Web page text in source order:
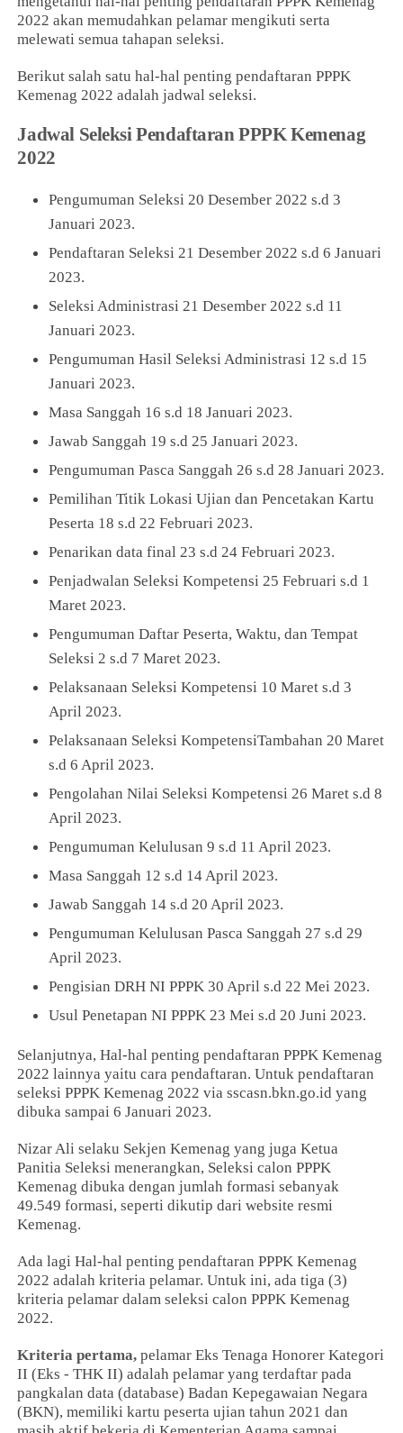
2022 akan memudahkan pelamar mengikuti serta
melewati semua tahapan seleksi.
Berikut salah satu hal-hal penting pendaftaran PPPK
Kemenag 2022 adalah jadwal seleksi.
Jadwal Seleksi Pendaftaran PPPK Kemenag
2022
Pengumuman Seleksi 20 Desember 2022 s.d 3
Januari 2023.
Pendaftaran Seleksi 21 Desember 2022 s.d 6 Januari
2023.
Seleksi Administrasi 21 Desember 2022 s.d 11
Januari 2023.
Pengumuman Hasil Seleksi Administrasi 12 s.d 15
Januari 2023.
Masa Sanggah 16 s.d 18 Januari 2023.
Jawab Sanggah 19 s.d 25 Januari 2023.
Pengumuman Pasca Sanggah 26 s.d 28 Januari 2023.
Pemilihan Titik Lokasi Ujian dan Pencetakan Kartu
Peserta 18 s.d 22 Februari 2023.
Penarikan data final 23 s.d 24 Februari 2023.
Penjadwalan Seleksi Kompetensi 25 Februari s.d 1
Maret 2023.
Pengumuman Daftar Peserta, Waktu, dan Tempat
Seleksi 2 s.d 7 Maret 2023.
Pelaksanaan Seleksi Kompetensi 10 Maret s.d 3
April 2023.
Pelaksanaan Seleksi KompetensiTambahan 20 Maret
s.d 6 April 2023.
Pengolahan Nilai Seleksi Kompetensi 26 Maret s.d 8
April 2023.
Pengumuman Kelulusan 9 s.d 11 April 2023.
Masa Sanggah 12 s.d 14 April 2023.
Jawab Sanggah 14 s.d 20 April 2023.
Pengumuman Kelulusan Pasca Sanggah 27 s.d 29
April 2023.
Pengisian DRH NI PPPK 30 April s.d 22 Mei 2023.
Usul Penetapan NI PPPK 23 Mei s.d 20 Juni 2023.
Selanjutnya, Hal-hal penting pendaftaran PPPK Kemenag
2022 lainnya yaitu cara pendaftaran. Untuk pendaftaran
seleksi PPPK Kemenag 2022 via sscasn.bkn.go.id yang
dibuka sampai 6 Januari 2023.
Nizar Ali selaku Sekjen Kemenag yang juga Ketua
Panitia Seleksi menerangkan, Seleksi calon PPPK
Kemenag dibuka dengan jumlah formasi sebanyak
49.549 formasi, seperti dikutip dari website resmi
Kemenag.
Ada lagi Hal-hal penting pendaftaran PPPK Kemenag
2022 adalah kriteria pelamar. Untuk ini, ada tiga (3)
kriteria pelamar dalam seleksi calon PPPK Kemenag
2022.
Kriteria pertama, pelamar Eks Tenaga Honorer Kategori
II (Eks - THK II) adalah pelamar yang terdaftar pada
pangkalan data (database) Badan Kepegawaian Negara
(BKN), memiliki kartu peserta ujian tahun 2021 dan